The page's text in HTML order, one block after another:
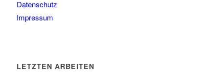
Datenschutz
Impressum
LETZTEN ARBEITEN